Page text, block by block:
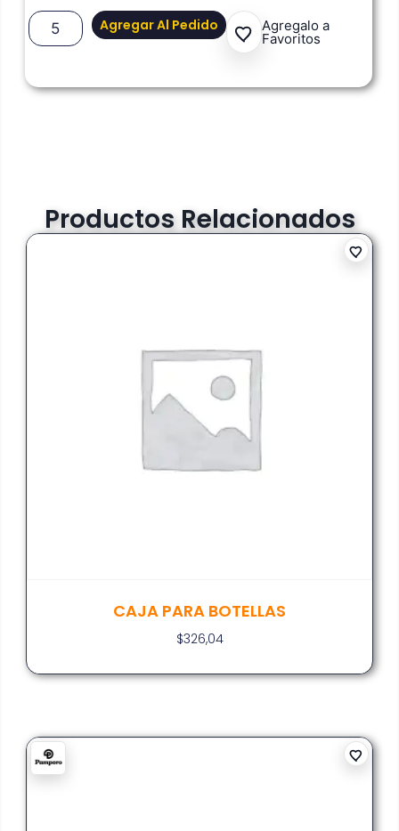
Agregar Al Pedido Agregalo a
Favoritos
Productos Relacionados
CAJA PARA BOTELLAS
$326,04